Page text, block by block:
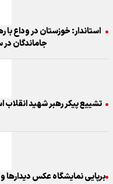
استاندار: خوزستان در وداع
جاماندگان
تشییع پیکر رهبر شهید انقلاب
برپایی نمایشگاه عکس‌ دیدارها